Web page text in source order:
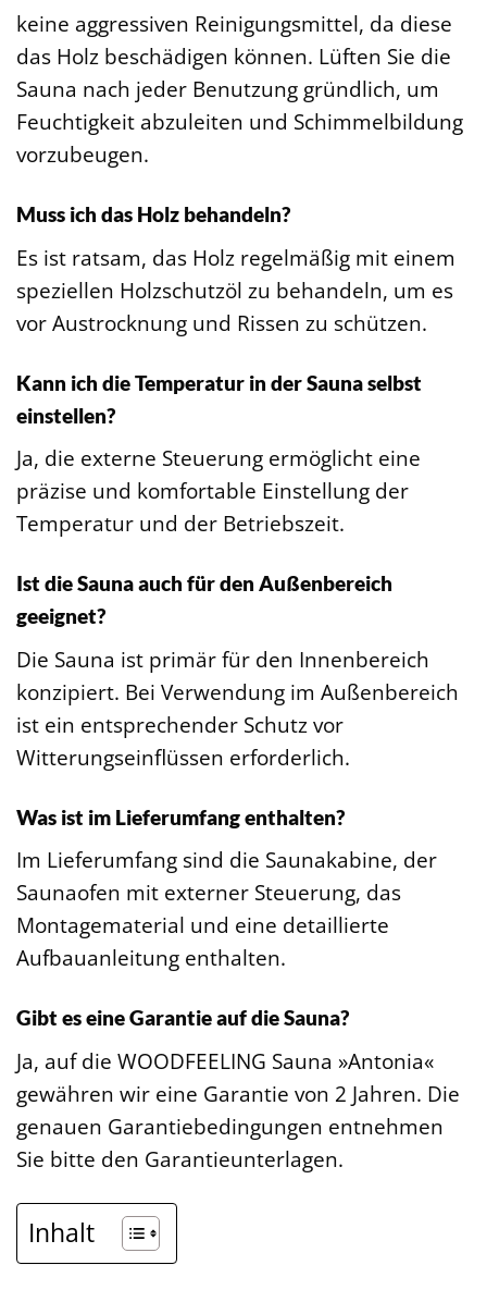
keine aggressiven Reinigungsmittel, da diese
das Holz beschädigen können. Lüften Sie die
Sauna nach jeder Benutzung gründlich, um
Feuchtigkeit abzuleiten und Schimmelbildung
vorzubeugen.
Muss ich das Holz behandeln?
Es ist ratsam, das Holz regelmäßig mit einem
speziellen Holzschutzöl zu behandeln, um es
vor Austrocknung und Rissen zu schützen.
Kann ich die Temperatur in der Sauna selbst
einstellen?
Ja, die externe Steuerung ermöglicht eine
präzise und komfortable Einstellung der
Temperatur und der Betriebszeit.
Ist die Sauna auch für den Außenbereich
geeignet?
Die Sauna ist primär für den Innenbereich
konzipiert. Bei Verwendung im Außenbereich
ist ein entsprechender Schutz vor
Witterungseinflüssen erforderlich.
Was ist im Lieferumfang enthalten?
Im Lieferumfang sind die Saunakabine, der
Saunaofen mit externer Steuerung, das
Montagematerial und eine detaillierte
Aufbauanleitung enthalten.
Gibt es eine Garantie auf die Sauna?
Ja, auf die WOODFEELING Sauna »Antonia«
gewähren wir eine Garantie von 2 Jahren. Die
genauen Garantiebedingungen entnehmen
Sie bitte den Garantieunterlagen.
Inhalt